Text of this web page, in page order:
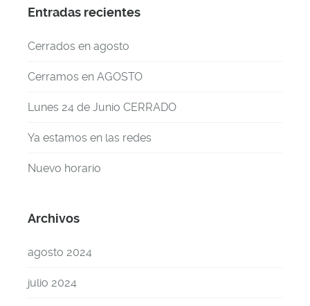
Entradas recientes
Cerrados en agosto
Cerramos en AGOSTO
Lunes 24 de Junio CERRADO
Ya estamos en las redes
Nuevo horario
Archivos
agosto 2024
julio 2024